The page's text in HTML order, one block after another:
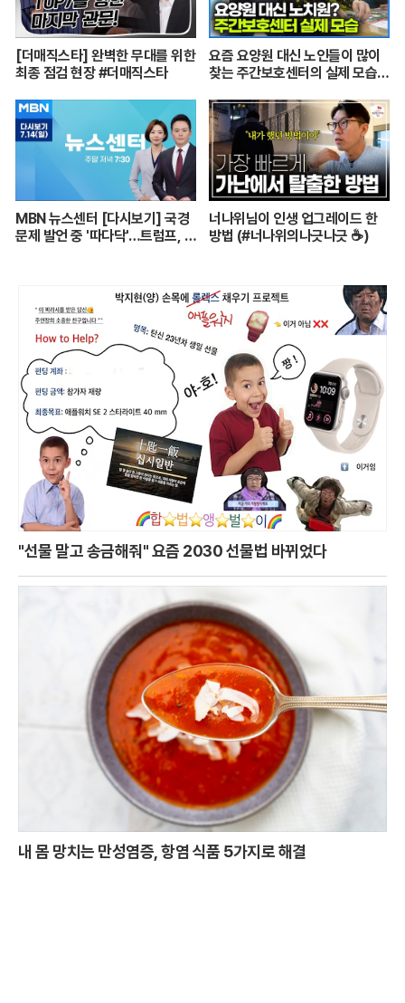
[더매직스타] 완벽한 무대를 위한
최종 점검 현장 #더매직스타
요즘 요양원 대신 노인들이 많이
찾는 주간보호센터의 실제 모습
양보호사의 하루┃주간보호센터
24시┃PD로그┃#골라듄다큐
MBN 뉴스센터 [다시보기] 국경
문제 발언 중 '따다닥'…트럼프, 피
너나위님이 인생 업그레이드 한
방법 (#너나위의나긋나긋 ☕)
"선물 말고 송금해줘" 요즘 2030 선물법 바뀌었다
내 몸 망치는 만성염증, 항염 식품 5가지로 해결